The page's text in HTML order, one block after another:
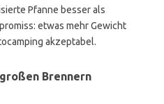
Pfanne besser als
etwas mehr Gewicht
akzeptabel.
Brennern